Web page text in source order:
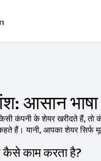
आसान भाषा
कंपनी के शेयर खरीदते हैं, तो
हैं। यानी, आपका शेयर सिर्फ
कैसे काम करता है?